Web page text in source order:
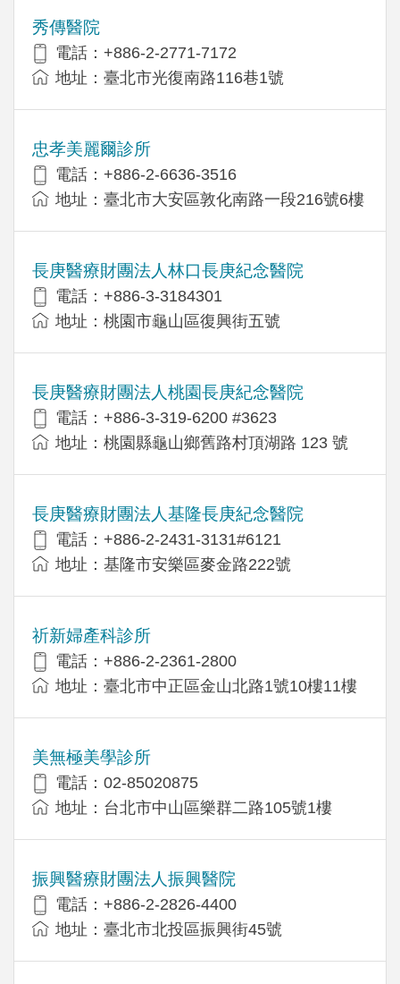
秀傳醫院
電話：+886-2-2771-7172
地址：臺北市光復南路116巷1號
忠孝美麗爾診所
電話：+886-2-6636-3516
地址：臺北市大安區敦化南路一段216號6樓
長庚醫療財團法人林口長庚紀念醫院
電話：+886-3-3184301
地址：桃園市龜山區復興街五號
長庚醫療財團法人桃園長庚紀念醫院
電話：+886-3-319-6200 #3623
地址：桃園縣龜山鄉舊路村頂湖路 123 號
長庚醫療財團法人基隆長庚紀念醫院
電話：+886-2-2431-3131#6121
地址：基隆市安樂區麥金路222號
祈新婦產科診所
電話：+886-2-2361-2800
地址：臺北市中正區金山北路1號10樓11樓
美無極美學診所
電話：02-85020875
地址：台北市中山區樂群二路105號1樓
振興醫療財團法人振興醫院
電話：+886-2-2826-4400
地址：臺北市北投區振興街45號